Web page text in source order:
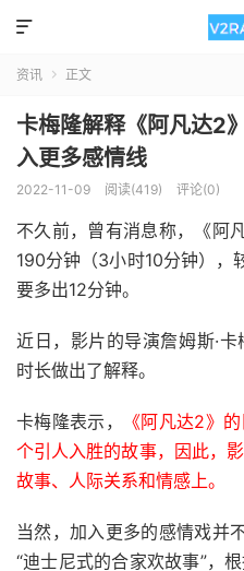

资讯  正文
卡梅隆解释《阿凡达2
入更多感情线
2022-11-09 阅读(419) 评论(0)
不久前，曾有消息称，《阿
190分钟（3小时10分钟），
要多出12分钟。
近日，影片的导演詹姆斯·
时长做出了解释。
卡梅隆表示，
《阿凡达2》
个引人入胜的故事，因此，
故事、人际关系和情感上。
当然，加入更多的感情戏并
“迪士尼式的合家欢故事”，